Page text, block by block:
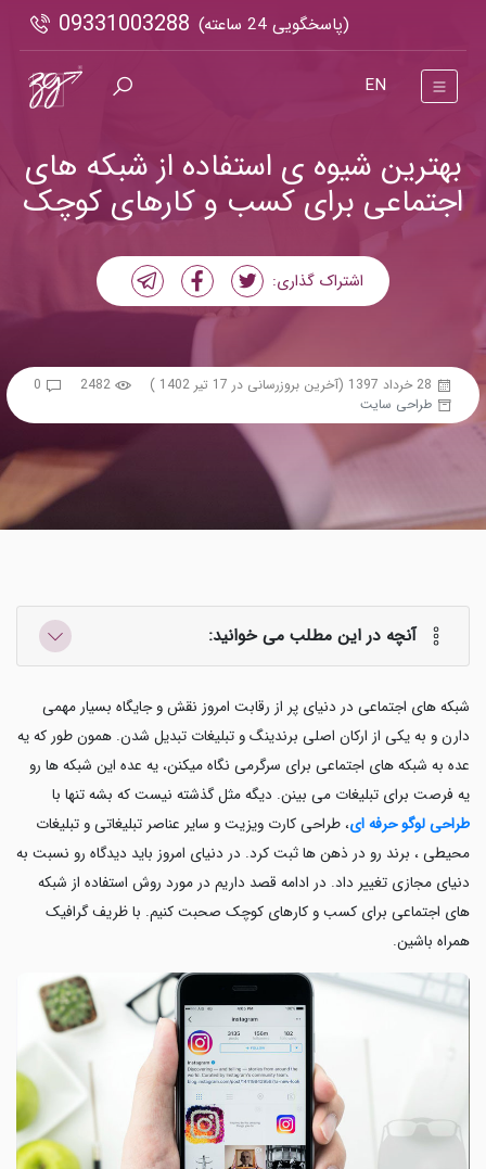
(پاسخگویی 24 ساعته) 09331003288
EN
بهترین شیوه ی استفاده از شبکه های
اجتماعی برای کسب و کارهای کوچک
اشتراک گذاری:
28 خرداد 1397 (آخرین بروزرسانی در 17 تیر 1402 ) 2482
0
طراحی سایت
آنچه در این مطلب می خوانید:
شبکه های اجتماعی در دنیای پر از رقابت امروز نقش و جایگاه بسیار مهمی
دارن و به یکی از ارکان اصلی برندینگ و تبلیغات تبدیل شدن. همون طور که یه
عده به شبکه های اجتماعی برای سرگرمی نگاه میکنن، یه عده این شبکه ها رو
یه فرصت برای تبلیغات می بینن. دیگه مثل گذشته نیست که بشه تنها با
طراحی لوگو حرفه ای، طراحی کارت ویزیت و سایر عناصر تبلیغاتی و تبلیغات
محیطی ، برند رو در ذهن ها ثبت کرد. در دنیای امروز باید دیدگاه رو نسبت به
دنیای مجازی تغییر داد. در ادامه قصد داریم در مورد روش استفاده از شبکه
های اجتماعی برای کسب و کارهای کوچک صحبت کنیم. با ظریف گرافیک
همراه باشین.